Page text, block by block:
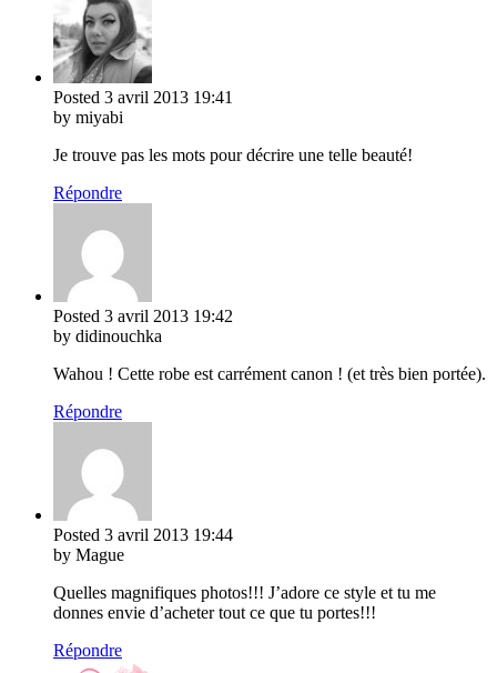
Posted 3 avril 2013 19:41
by miyabi
Je trouve pas les mots pour décrire une telle beauté!
Répondre
Posted 3 avril 2013 19:42
by didinouchka
Wahou ! Cette robe est carrément canon ! (et très bien portée).
Répondre
Posted 3 avril 2013 19:44
by Mague
Quelles magnifiques photos!!! J’adore ce style et tu me
donnes envie d’acheter tout ce que tu portes!!!
Répondre